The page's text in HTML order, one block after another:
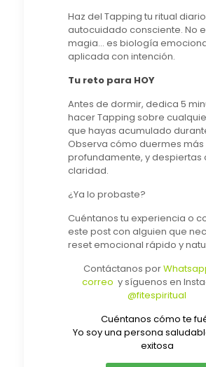
Haz del Tapping tu ritual
autocuidado consciente. No
magia… es biología
aplicada con intención.
Tu reto para HOY
Antes de dormir, dedica 5
hacer Tapping sobre
que hayas acumulado
Observa cómo duermes más
profundamente, y despiertas
claridad.
¿Ya lo probaste?
Cuéntanos tu experiencia o
este post con alguien que
reset emocional rápido y
Contáctanos por
correo y síguenos en
@fitespiritual
Cuéntanos cómo te
Yo soy una persona
exitosa